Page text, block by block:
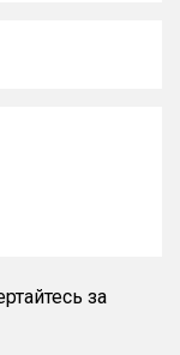
за